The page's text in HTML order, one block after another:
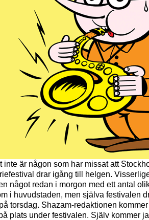
inte är någon som har missat att
drar igång till helgen.
något redan i morgon med ett antal
i huvudstaden, men själva festivalen
torsdag. Shazam-redaktionen kommer
plats under festivalen. Själv kommer